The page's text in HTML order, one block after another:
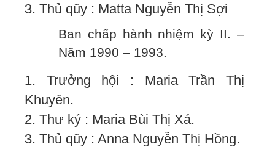
3. Thủ qũy : Matta Nguyễn Thị Sợi
Ban chấp hành nhiệm kỳ II. –
Năm 1990 – 1993.
1. Trưởng hội : Maria Trần Thị
Khuyên.
2. Thư ký : Maria Bùi Thị Xá.
3. Thủ qũy : Anna Nguyễn Thị Hồng.